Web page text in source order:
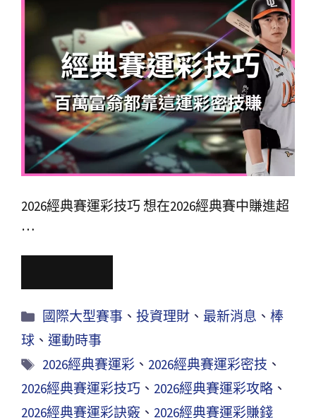
2026經典賽運彩技巧 想在2026經典賽中賺進超
…
國際大型賽事 、投資理財 、最新消息 、棒
球 、 運動時事
2026經典賽運彩 、 2026經典賽運彩密技 、
2026經典賽運彩技巧 、 2026經典賽運彩攻略 、
2026經典賽運彩訣竅 、 2026經典賽運彩賺錢